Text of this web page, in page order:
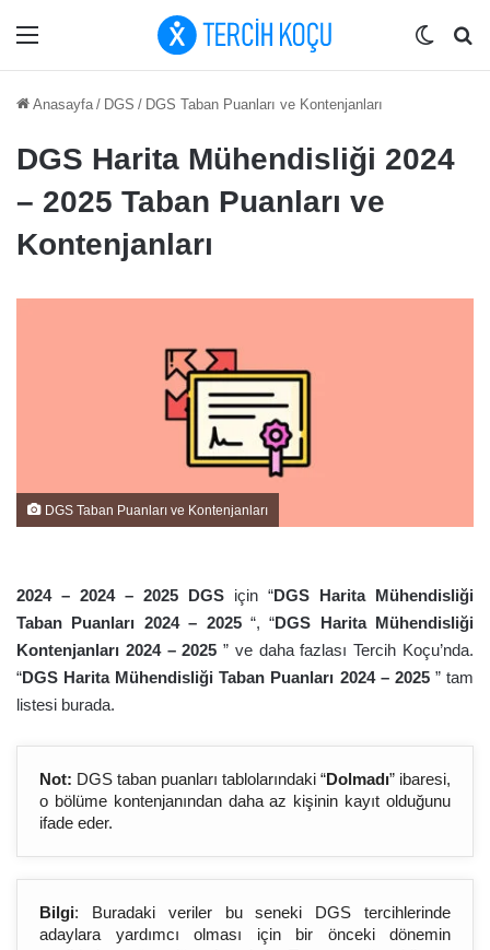
Menü Dış
Anasayfa / DGS / DGS Taban Puanları ve Kontenjanları
DGS Harita Mühendisliği 2024
– 2025 Taban Puanları ve
Kontenjanları
DGS Taban Puanları ve Kontenjanları
2024 – 2024 – 2025 DGS için “DGS Harita Mühendisliği
Taban Puanları 2024 – 2025 “, “DGS Harita Mühendisliği
Kontenjanları 2024 – 2025 ” ve daha fazlası Tercih Koçu’nda.
“DGS Harita Mühendisliği Taban Puanları 2024 – 2025 ” tam
listesi burada.
Not: DGS taban puanları tablolarındaki “Dolmadı” ibaresi,
o bölüme kontenjanından daha az kişinin kayıt olduğunu
ifade eder.
Bilgi: Buradaki veriler bu seneki DGS tercihlerinde
adaylara yardımcı olması için bir önceki dönemin